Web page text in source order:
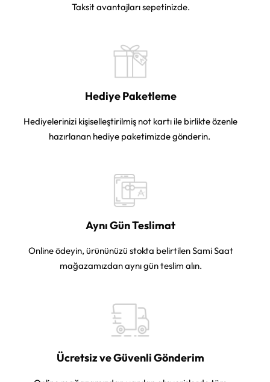
Taksit avantajları sepetinizde.
Hediye Paketleme
Hediyelerinizi kişiselleştirilmiş not kartı ile birlikte özenle
hazırlanan hediye paketimizde gönderin.
Aynı Gün Teslimat
Online ödeyin, ürününüzü stokta belirtilen Sami Saat
mağazamızdan aynı gün teslim alın.
Ücretsiz ve Güvenli Gönderim